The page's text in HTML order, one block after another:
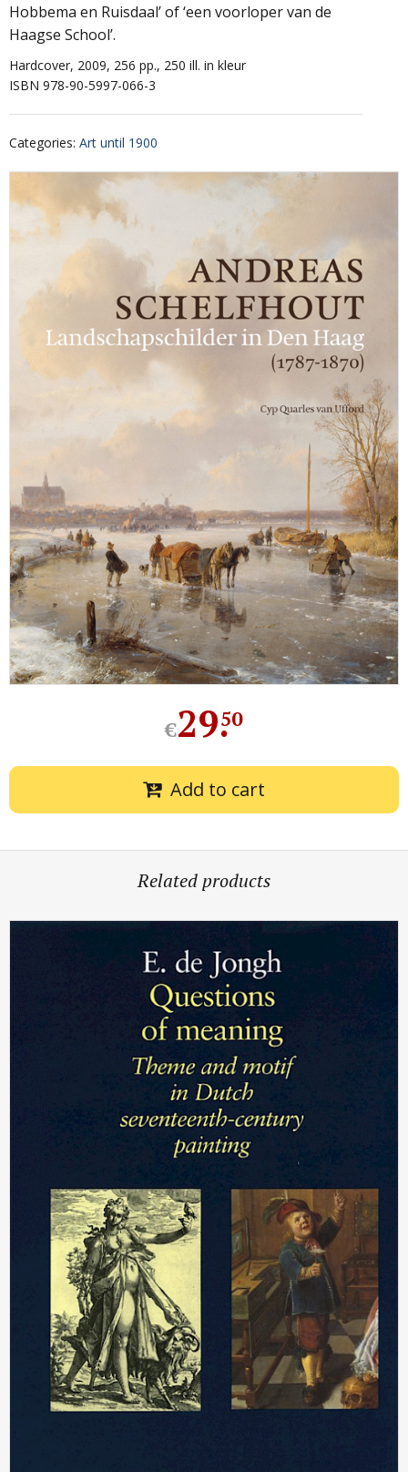
Hobbema en Ruisdaal’ of ‘een voorloper van de
Haagse School’.
Hardcover, 2009, 256 pp., 250 ill. in kleur
ISBN 978-90-5997-066-3
Categories: Art until 1900
€29.
50
Add to cart
Related products